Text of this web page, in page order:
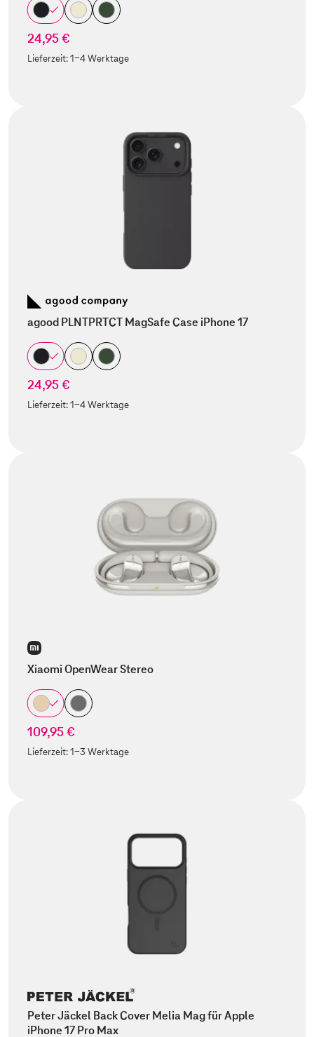
24,95 €
Lieferzeit:1-4 Werktage
agood PLNTPRTCT MagSafe Case iPhone 17
24,95 €
Lieferzeit:1-4 Werktage
Xiaomi OpenWear Stereo
109,95 €
Lieferzeit:1-3 Werktage
Peter Jäckel Back Cover Melia Mag für Apple
iPhone 17 Pro Max